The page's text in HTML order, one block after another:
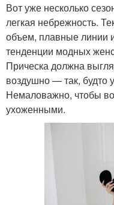
Вот уже несколько
легкая небрежность.
объем, плавные линии
тенденции модных
Прическа должна
воздушно — так, будто
Немаловажно, чтобы
ухоженными.